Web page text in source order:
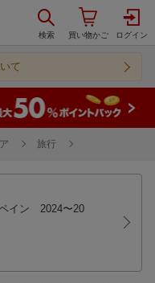
て
旅行
イン 2024〜20